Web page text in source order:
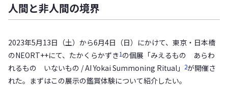
人間と非人間の境界
2023年5月13日（土）から6月4日（日）にかけて、東京・日本橋
のNEORT++にて、たかくらかずき1の個展「みえるもの あらわ
れるもの いないもの / AI Yokai Summoning Ritual」 2が開催さ
れた。まずはこの展示の鑑賞体験について紹介したい。